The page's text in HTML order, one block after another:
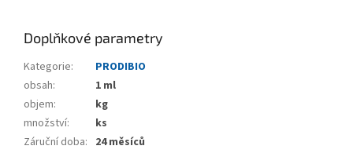
Doplňkové parametry
Kategorie:
PRODIBIO
obsah:
1 ml
objem:
kg
množství:
ks
Záruční doba: 24 měsíců